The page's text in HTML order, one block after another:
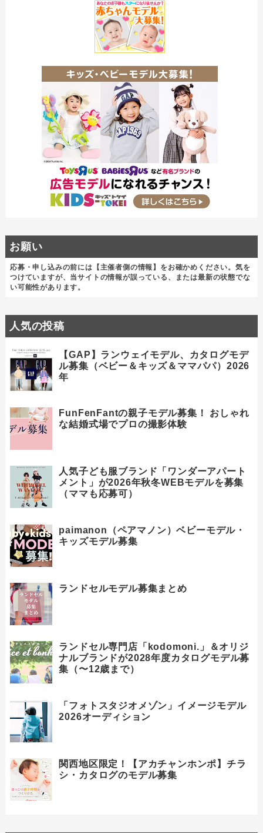
お願い
応募・申し込みの前には【主催者側の情報】をお確かめください。気を
つけていますが、当サイトの情報が誤っている、または最新の状態でな
い可能性があります。
人気の投稿
【GAP】ランウェイモデル、カタログモデ
ル募集（ベビー＆キッズ＆ママパパ）2026
年
FunFenFantの親子モデル募集！ おしゃれ
な結婚式場でプロの撮影体験
人気子ども服ブランド「ワンダーアパート
メント」が2026年秋冬WEBモデルを募集
（ママも応募可）
paimanon（ペアマノン）ベビーモデル・
キッズモデル募集
ランドセルモデル募集まとめ
ランドセル専門店「kodomoni.」＆オリジ
ナルブランドが2028年度カタログモデル募
集（〜12歳まで）
「フォトスタジオメゾン」イメージモデル
2026オーディション
関西地区限定！【アカチャンホンポ】チラ
シ・カタログのモデル募集